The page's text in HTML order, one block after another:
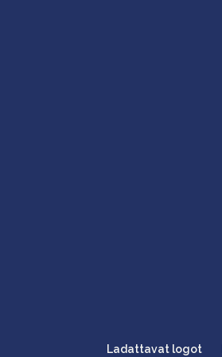
Ladattavat logot